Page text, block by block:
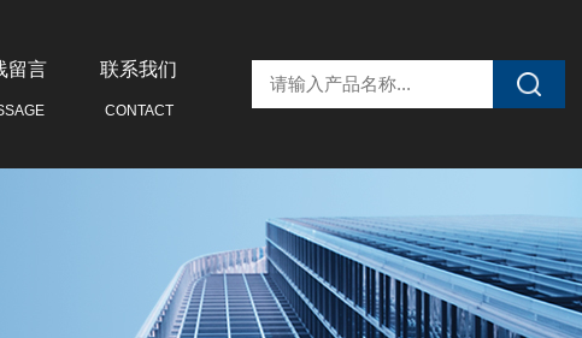
留言 联系我们
CONTACT